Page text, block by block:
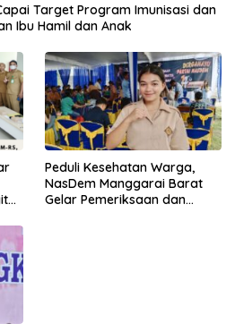
Target Program Imunisasi dan
Ibu Hamil dan Anak
Peduli Kesehatan Warga,
NasDem Manggarai Barat
Gelar Pemeriksaan dan